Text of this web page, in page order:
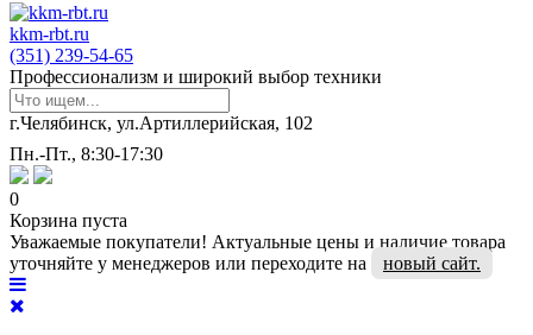
kkm-rbt.ru
(351) 239-54-65
Профессионализм и широкий выбор техники
г.Челябинск, ул.Артиллерийская, 102
Пн.-Пт., 8:30-17:30
0
Корзина пуста
Уважаемые покупатели! Актуальные цены и наличие товара
уточняйте у менеджеров или переходите на
новый сайт.